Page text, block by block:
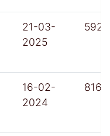
21-03-
2025
592
16-02-
2024
816